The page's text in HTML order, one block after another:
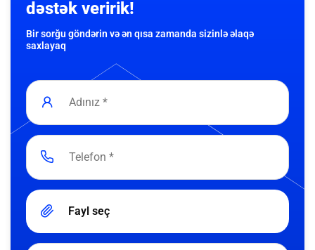
dəstək veririk!
Bir sorğu göndərin və ən qısa zamanda sizinlə əlaqə
saxlayaq
Fayl seç